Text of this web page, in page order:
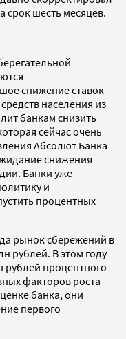
срок шесть месяцев.
снижение ставок
населения из
банкам снизить
сейчас очень
Абсолют Банка
снижения
Банки уже
и
процентных
рынок сбережений в
рублей. В этом году
рублей процентного
факторов роста
банка, они
первого